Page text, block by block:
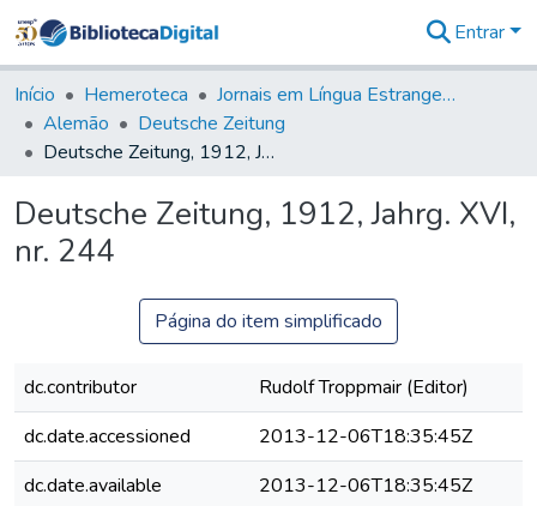
&
Coleções
Tudo na
Biblioteca
Estatísticas
Entrar
Início Hemeroteca
Jornais em Língua Estrangeira
Alemão
Deutsche Zeitung
Deutsche Zeitung, 1912, Jahrg. XVI, nr. 244
Deutsche Zeitung, 1912, Jahrg. XVI,
nr. 244
Página do item simplificado
dc.contributor
Rudolf Troppmair (Editor)
dc.date.accessioned
2013-12-06T18:35:45Z
dc.date.available
2013-12-06T18:35:45Z